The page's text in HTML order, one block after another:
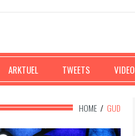
ARKTUEL TWEETS VIDEO
HOME / GUD